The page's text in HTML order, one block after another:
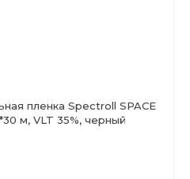
пленка Spectroll SPACE
м, VLT 35%, черный